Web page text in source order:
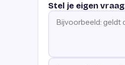
Stel je eigen vraag